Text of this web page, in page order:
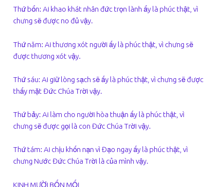
Thứ bốn: Ai khao khát nhân đức trọn lành ấy là phúc thật, vì
chưng sẽ được no đủ vậy.
Thứ năm: Ai thương xót người ấy là phúc thật, vì chưng sẽ
được thương xót vậy.
Thứ sáu: Ai giữ lòng sạch sẽ ấy là phúc thật, vì chưng sẽ được
thấy mặt Đức Chúa Trời vậy.
Thứ bảy: Ai làm cho người hòa thuận ấy là phúc thật, vì
chưng sẽ được gọi là con Đức Chúa Trời vậy.
Thứ tám: Ai chịu khốn nạn vì Đạo ngay ấy là phúc thật, vì
chưng Nước Đức Chúa Trời là của mình vậy.
KINH MƯỜI BỐN MỐI